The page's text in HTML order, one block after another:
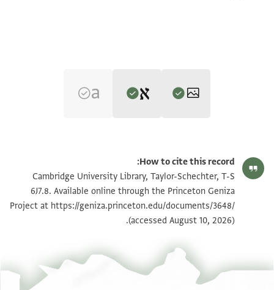
S. D. Goitein's unpublished edition (1950–85).
החזן מריות בן אלדיאן יקבל ידי מולאה
אלמהדב שצ ויסאלה אן יחסן עוץ ממלוכה
בכמיס ארבעה אסאביע אלתי אועד בהא
ממלוכה מן אגל אולאד אלתעתוע ואללה
ואנת אעלם בכאלי ואלשכוי ללכאלק ת"ע
פהו תעאלי יוקף לה מא יפעלה מן סאיר
T-S 6J7.8 1v
תנאי היתר שימוש בתצלום
How to cite this record:
Cambridge University Library, Taylor-Schechter, T-S
6J7.8. Available online through the Princeton Geniza
Project athttps://geniza.princeton.edu/documents/3648/
(accessed August 10, 2026).